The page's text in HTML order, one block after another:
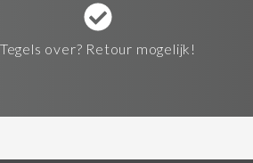
Tegels over? Retour mogelijk!